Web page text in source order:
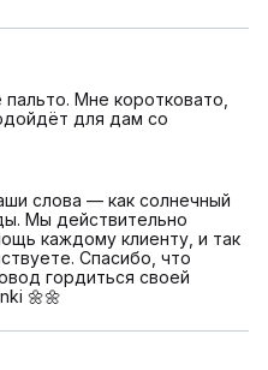
Мне коротковато,
для дам со
слова — как солнечный
Мы действительно
каждому клиенту, и так
Спасибо, что
гордиться своей
🌼🌼